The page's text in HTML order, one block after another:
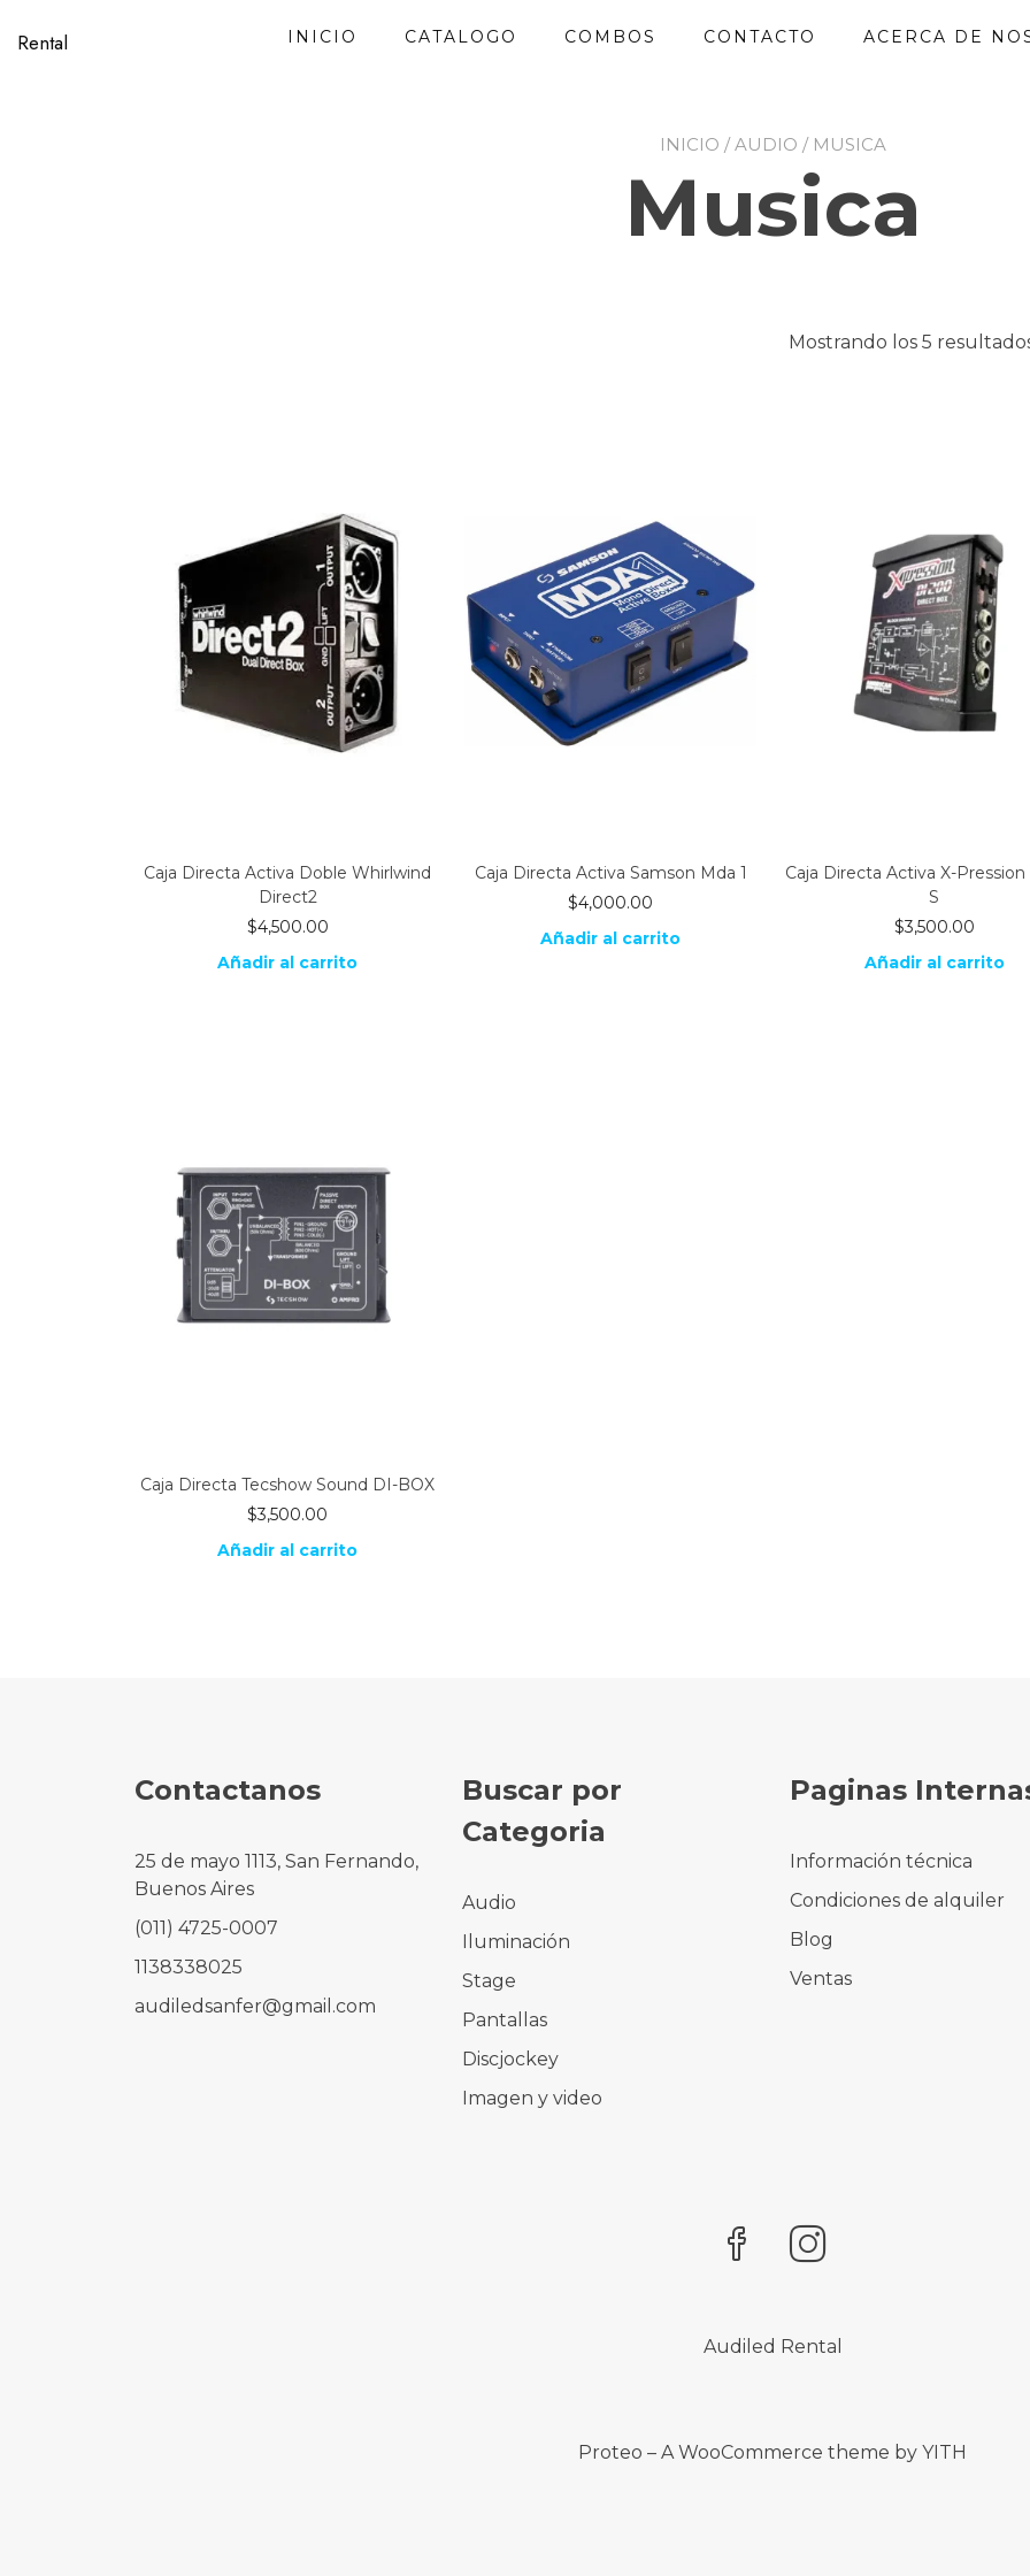
Rental INICIO CATALOGO COMBOS CONTACTO ACERCA DE
INICIO /AUDIO / MUSICA
Musica
Mostrando los 5
Caja Directa Activa Doble Whirlwind
Direct2
$4,500.00
Añadir al carrito
Caja Directa Activa Samson Mda 1
$4,000.00
Añadir al carrito
Caja Directa Activa X-
S
$3,500.00
Añadir al carrito
Caja Directa Tecshow Sound DI-BOX
$3,500.00
Añadir al carrito
Contactanos
25 de mayo 1113, San Fernando,
Buenos Aires
(011) 4725-0007
1138338025
audiledsanfer@gmail.com
Buscar por
Categoria
Audio
Iluminación
Stage
Pantallas
Discjockey
Imagen y video
Paginas
Información técnica
Condiciones de alquiler
Blog
Ventas
Audiled Rental
Proteo – A WooCommerce theme by YITH